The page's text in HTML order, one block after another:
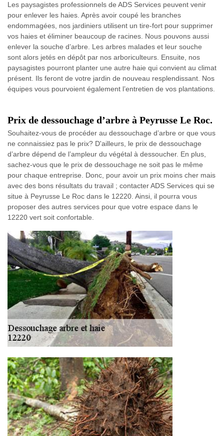
Les paysagistes professionnels de ADS Services peuvent venir
pour enlever les haies. Après avoir coupé les branches
endommagées, nos jardiniers utilisent un tire-fort pour supprimer
vos haies et éliminer beaucoup de racines. Nous pouvons aussi
enlever la souche d’arbre. Les arbres malades et leur souche
sont alors jetés en dépôt par nos arboriculteurs. Ensuite, nos
paysagistes pourront planter une autre haie qui convient au climat
présent. Ils feront de votre jardin de nouveau resplendissant. Nos
équipes vous pourvoient également l’entretien de vos plantations.
Prix de dessouchage d’arbre à Peyrusse Le Roc.
Souhaitez-vous de procéder au dessouchage d’arbre or que vous
ne connaissiez pas le prix? D'ailleurs, le prix de dessouchage
d’arbre dépend de l’ampleur du végétal à dessoucher. En plus,
sachez-vous que le prix de dessouchage ne soit pas le même
pour chaque entreprise. Donc, pour avoir un prix moins cher mais
avec des bons résultats du travail ; contacter ADS Services qui se
situe à Peyrusse Le Roc dans le 12220. Ainsi, il pourra vous
proposer des autres services pour que votre espace dans le
12220 vert soit confortable.